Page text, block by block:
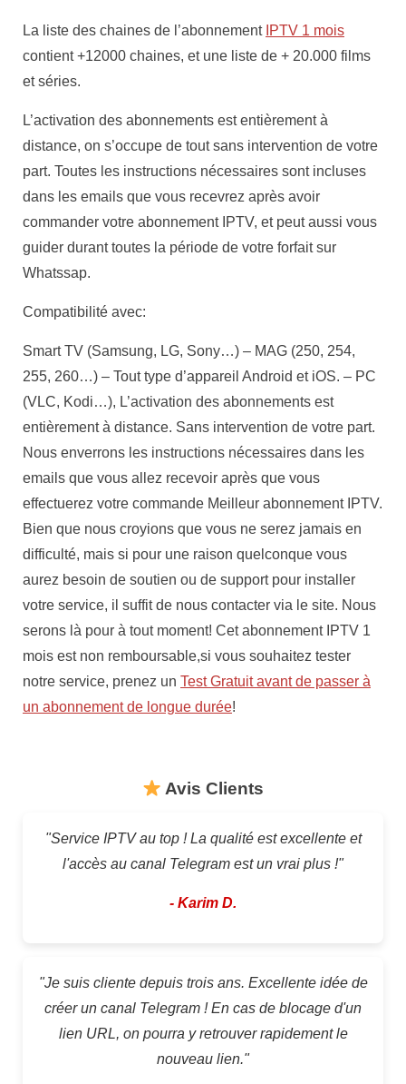
La liste des chaines de l’abonnement IPTV 1 mois
contient +12000 chaines, et une liste de + 20.000 films
et séries.
L’activation des abonnements est entièrement à
distance, on s’occupe de tout sans intervention de votre
part. Toutes les instructions nécessaires sont incluses
dans les emails que vous recevrez après avoir
commander votre abonnement IPTV, et peut aussi vous
guider durant toutes la période de votre forfait sur
Whatssap.
Compatibilité avec:
Smart TV (Samsung, LG, Sony…) – MAG (250, 254,
255, 260…) – Tout type d’appareil Android et iOS. – PC
(VLC, Kodi…), L’activation des abonnements est
entièrement à distance. Sans intervention de votre part.
Nous enverrons les instructions nécessaires dans les
emails que vous allez recevoir après que vous
effectuerez votre commande Meilleur abonnement IPTV.
Bien que nous croyions que vous ne serez jamais en
difficulté, mais si pour une raison quelconque vous
aurez besoin de soutien ou de support pour installer
votre service, il suffit de nous contacter via le site. Nous
serons là pour à tout moment! Cet abonnement IPTV 1
mois est non remboursable,si vous souhaitez tester
notre service, prenez un Test Gratuit avant de passer à
un abonnement de longue durée!
Avis Clients
"Service IPTV au top ! La qualité est excellente et
l'accès au canal Telegram est un vrai plus !"
- Karim D.
"Je suis cliente depuis trois ans. Excellente idée de
créer un canal Telegram ! En cas de blocage d'un
lien URL, on pourra y retrouver rapidement le
nouveau lien."